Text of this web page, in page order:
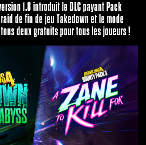
1.8 introduit le DLC payant Pack
de fin de jeu Takedown et le mode
deux gratuits pour tous les joueurs !